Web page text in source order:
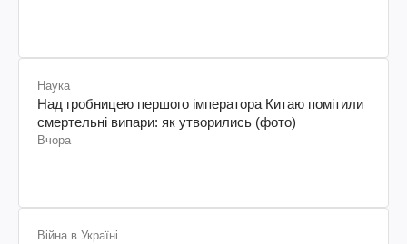
Наука
Над гробницею першого імператора Китаю помітили
смертельні випари: як утворились (фото)
Вчора
Війна в Україні